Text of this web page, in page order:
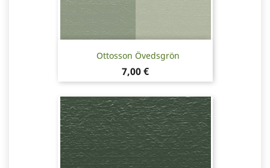
Ottosson Övedsgrön
Pris
7,00 €